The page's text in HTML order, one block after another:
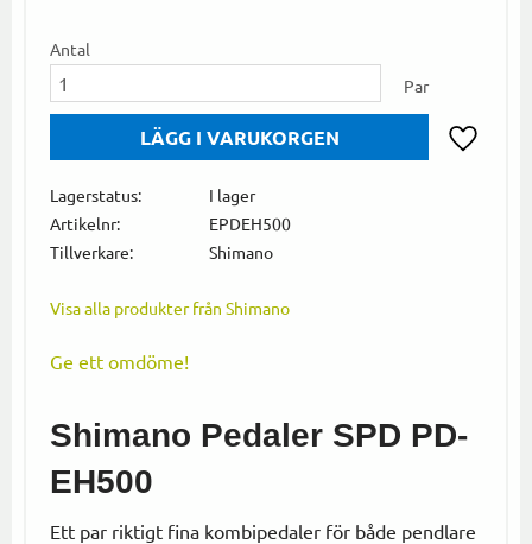
Antal
Par
Lagerstatus
I lager
Artikelnr
EPDEH500
Tillverkare
Shimano
Visa alla produkter från Shimano
Ge ett omdöme!
Shimano Pedaler SPD PD-
EH500
Ett par riktigt fina kombipedaler för både pendlare